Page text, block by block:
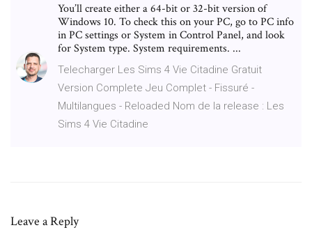
You’ll create either a 64-bit or 32-bit version of
Windows 10. To check this on your PC, go to PC info
in PC settings or System in Control Panel, and look
for System type. System requirements. ...
Telecharger Les Sims 4 Vie Citadine Gratuit
Version Complete Jeu Complet - Fissuré -
Multilangues - Reloaded Nom de la release : Les
Sims 4 Vie Citadine
Leave a Reply